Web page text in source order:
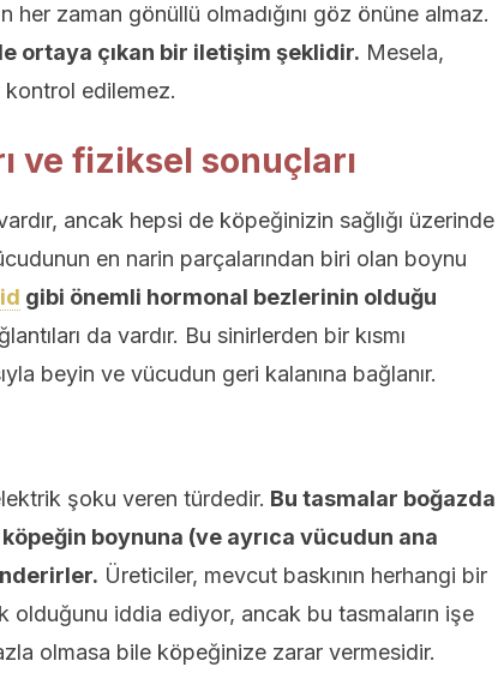
her zaman gönüllü olmadığını göz önüne almaz.
ortaya çıkan bir iletişim şeklidir. Mesela,
kontrol edilemez.
ve fiziksel sonuçları
ancak hepsi de köpeğinizin sağlığı üzerinde
en narin parçalarından biri olan boynu
gibi önemli hormonal bezlerinin olduğu
da vardır. Bu sinirlerden bir kısmı
beyin ve vücudun geri kalanına bağlanır.
şoku veren türdedir. Bu tasmalar boğazda
boynuna (ve ayrıca vücudun ana
Üreticiler, mevcut baskının herhangi bir
olduğunu iddia ediyor, ancak bu tasmaların işe
olmasa bile köpeğinize zarar vermesidir.